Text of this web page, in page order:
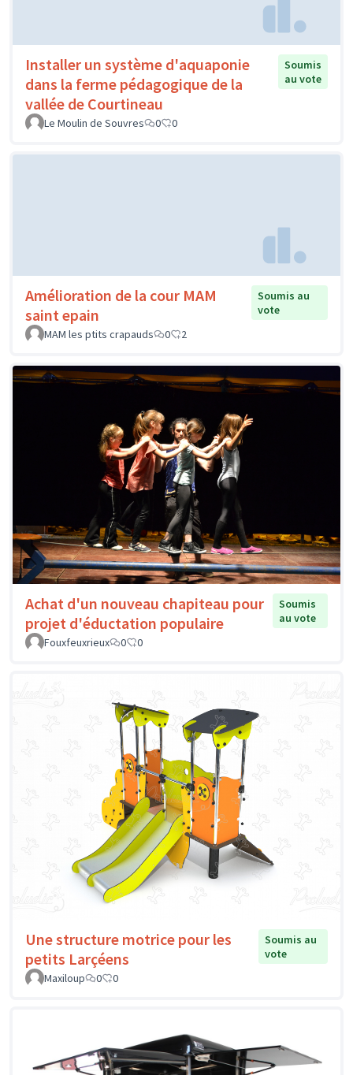
Installer un système d'aquaponie
dans la ferme pédagogique de la
vallée de Courtineau
Soumis
au vote
Le Moulin de Souvres 0 0
Amélioration de la cour MAM
saint epain
Soumis au
vote
MAM les ptits crapauds
0 2
Achat d'un nouveau chapiteau pour
projet d'éductation populaire
Soumis
au vote
Fouxfeuxrieux
0 0
Une structure motrice pour les
petits Larçéens
Soumis au
vote
Maxiloup
0 0